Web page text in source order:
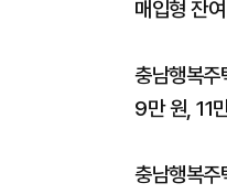
매입형 잔
충남행복
9만 원, 11
충남행복